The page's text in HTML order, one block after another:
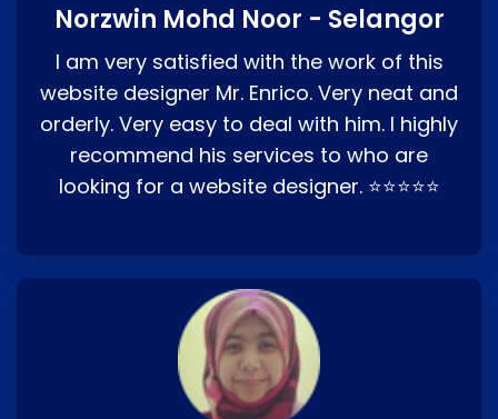
Norzwin Mohd Noor - Selangor
I am very satisfied with the work of this
website designer Mr. Enrico. Very neat and
orderly. Very easy to deal with him. I highly
recommend his services to who are
looking for a website designer. ⭐⭐⭐⭐⭐